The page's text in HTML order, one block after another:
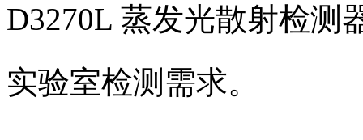
D3270L 蒸发光散射检测
实验室检测需求。